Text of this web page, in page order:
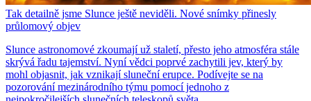
Tak detailně jsme Slunce ještě neviděli. Nové snímky přinesly
průlomový objev
Slunce astronomové zkoumají už staletí, přesto jeho atmosféra stále
skrývá řadu tajemství. Nyní vědci poprvé zachytili jev, který by
mohl objasnit, jak vznikají sluneční erupce. Podívejte se na
pozorování mezinárodního týmu pomocí jednoho z